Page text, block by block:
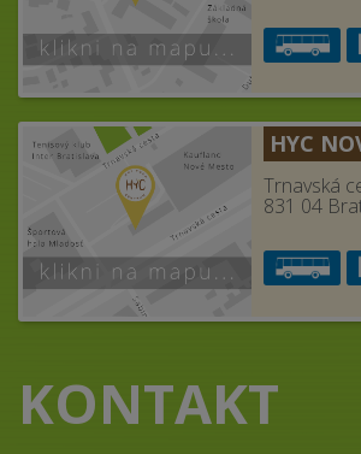
HYC
Trnavská
831 04
KONTAKT